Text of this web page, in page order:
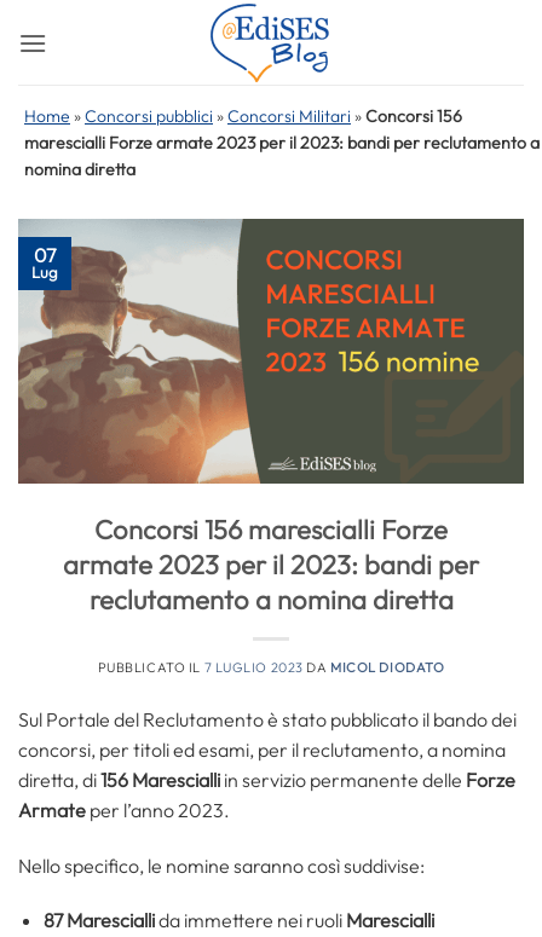
Home »Concorsi pubblici »Concorsi Militari »Concorsi 156
marescialli Forze armate 2023 per il 2023: bandi per reclutamento a
nomina diretta
07
Lug
Concorsi 156 marescialli Forze
armate 2023 per il 2023: bandi per
reclutamento a nomina diretta
PUBBLICATO IL 7 LUGLIO 2023 DA MICOL DIODATO
Sul Portale del Reclutamento è stato pubblicato il bando dei
concorsi, per titoli ed esami, per il reclutamento, a nomina
diretta, di156 Marescialli in servizio permanente delle Forze
Armate per l’anno 2023.
Nello specifico, le nomine saranno così suddivise:
87 Maresciallida immettere nei ruoli Marescialli